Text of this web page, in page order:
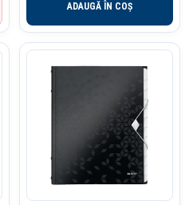
ADAUGĂ ÎN COȘ